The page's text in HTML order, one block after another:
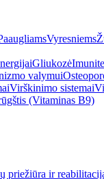
Vyresniems
Gliukozė
valymui
Virškinimo sistemai
(Vitaminas B9)
priežiūra ir